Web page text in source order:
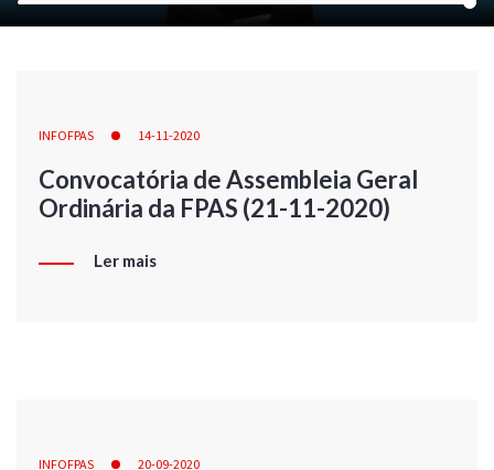
INFOFPAS 14-11-2020
Convocatória de Assembleia Geral
Ordinária da FPAS (21-11-2020)
Ler mais
INFOFPAS 20-09-2020